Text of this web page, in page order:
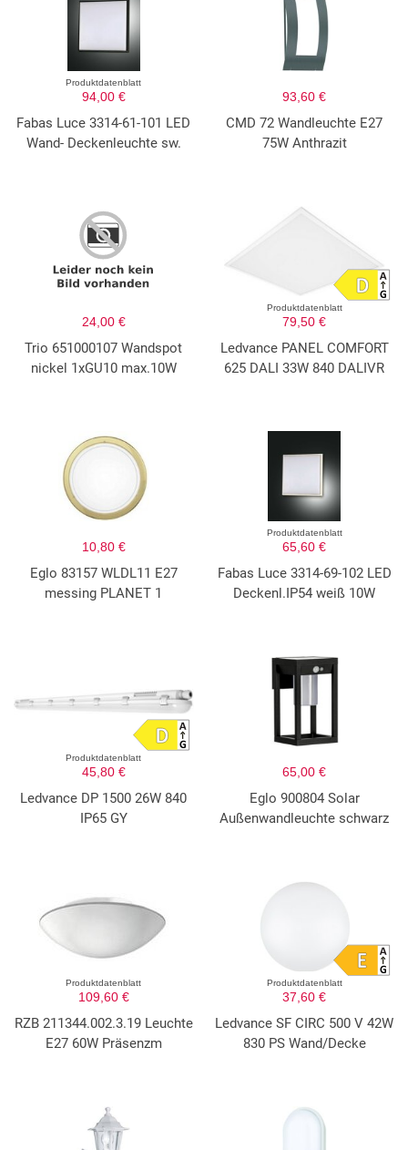
Produktdatenblatt
94,00 €
Fabas Luce 3314-61-101 LED
Wand- Deckenleuchte sw.
93,60 €
CMD 72 Wandleuchte E27
75W Anthrazit
24,00 €
Trio 651000107 Wandspot
nickel 1xGU10 max.10W
Produktdatenblatt
79,50 €
Ledvance PANEL COMFORT
625 DALI 33W 840 DALIVR
10,80 €
Eglo 83157 WLDL11 E27
messing PLANET 1
Produktdatenblatt
65,60 €
Fabas Luce 3314-69-102 LED
Deckenl.IP54 weiß 10W
Produktdatenblatt
45,80 €
Ledvance DP 1500 26W 840
IP65 GY
65,00 €
Eglo 900804 Solar
Außenwandleuchte schwarz
Produktdatenblatt
109,60 €
RZB 211344.002.3.19 Leuchte
E27 60W Präsenzm
Produktdatenblatt
37,60 €
Ledvance SF CIRC 500 V 42W
830 PS Wand/Decke